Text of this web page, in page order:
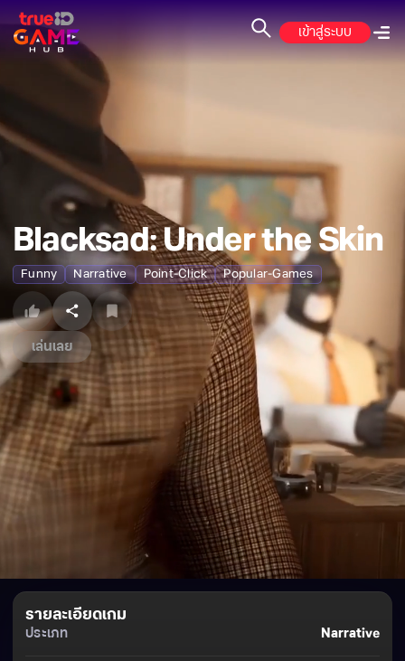
เข้าสู่ระบบ
Blacksad: Under the Skin
Funny Narrative Point-Click Popular-Games
เล่นเลย
รายละเอียดเกม
ประเภท Narrative